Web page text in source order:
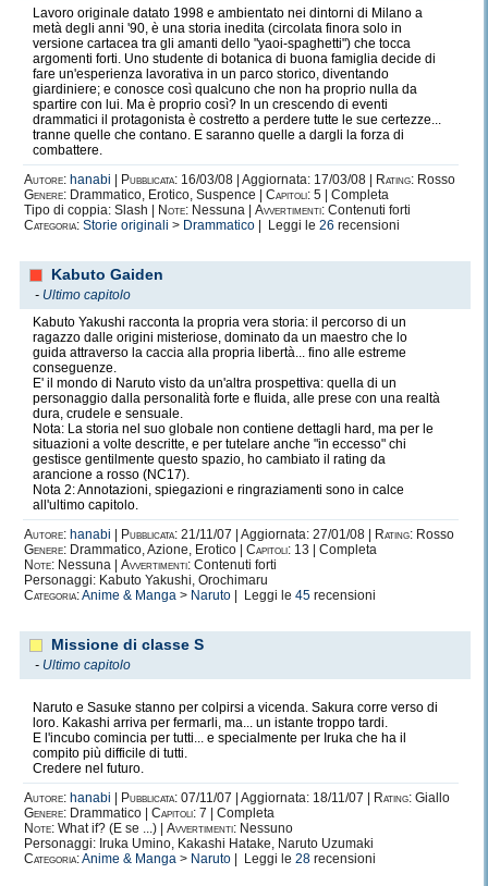
Lavoro originale datato 1998 e ambientato nei dintorni di Milano a
metà degli anni '90, è una storia inedita (circolata finora solo in
versione cartacea tra gli amanti dello "yaoi-spaghetti") che tocca
argomenti forti. Uno studente di botanica di buona famiglia decide di
fare un'esperienza lavorativa in un parco storico, diventando
giardiniere; e conosce così qualcuno che non ha proprio nulla da
spartire con lui. Ma è proprio così? In un crescendo di eventi
drammatici il protagonista è costretto a perdere tutte le sue certezze...
tranne quelle che contano. E saranno quelle a dargli la forza di
combattere.
Autore: hanabi Pubblicata: 16/03/08 | Aggiornata: 17/03/08 | Rating: Rosso
Genere: Drammatico, Erotico, Suspence | Capitoli: 5 | Completa
Tipo di coppia: Slash |
Note: Nessuna | Avvertimenti: Contenuti forti
Categoria: Storie originali > Drammatico | Leggi le 26 recensioni
Kabuto Gaiden
- Ultimo capitolo
Kabuto Yakushi racconta la propria vera storia: il percorso di un
ragazzo dalle origini misteriose, dominato da un maestro che lo
guida attraverso la caccia alla propria libertà... fino alle estreme
conseguenze.
E' il mondo di Naruto visto da un'altra prospettiva: quella di un
personaggio dalla personalità forte e fluida, alle prese con una realtà
dura, crudele e sensuale.
Nota: La storia nel suo globale non contiene dettagli hard, ma per le
situazioni a volte descritte, e per tutelare anche "in eccesso" chi
gestisce gentilmente questo spazio, ho cambiato il rating da
arancione a rosso (NC17).
Nota 2: Annotazioni, spiegazioni e ringraziamenti sono in calce
all'ultimo capitolo.
Autore: hanabi Pubblicata: 21/11/07 | Aggiornata: 27/01/08 | Rating: Rosso
Genere: Drammatico, Azione, Erotico | Capitoli: 13 | Completa
Note: Nessuna | Avvertimenti: Contenuti forti
Personaggi: Kabuto Yakushi, Orochimaru
Categoria:Anime & Manga > Naruto | Leggi le 45 recensioni
Missione di classe S
- Ultimo capitolo
Naruto e Sasuke stanno per colpirsi a vicenda. Sakura corre verso di
loro. Kakashi arriva per fermarli, ma... un istante troppo tardi.
E l'incubo comincia per tutti... e specialmente per Iruka che ha il
compito più difficile di tutti.
Credere nel futuro.
Autore: hanabi Pubblicata: 07/11/07 | Aggiornata: 18/11/07 | Rating: Giallo
Genere: Drammatico | Capitoli: 7 | Completa
Note: What if? (E se ...) | Avvertimenti: Nessuno
Personaggi: Iruka Umino, Kakashi Hatake, Naruto Uzumaki
Categoria:Anime & Manga > Naruto | Leggi le 28 recensioni